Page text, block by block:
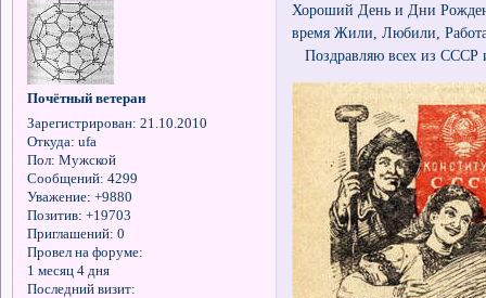
Почётный ветеран
Зарегистрирован: 21.10.2010
Откуда: ufa
Пол: Мужской
Сообщений: 4299
Уважение: +9880
Позитив: +19703
Приглашений: 0
Провел на форуме:
1 месяц 4 дня
Последний визит:
Хороший День и Дни
время Жили, Любили,
Поздравляю всех из СССР